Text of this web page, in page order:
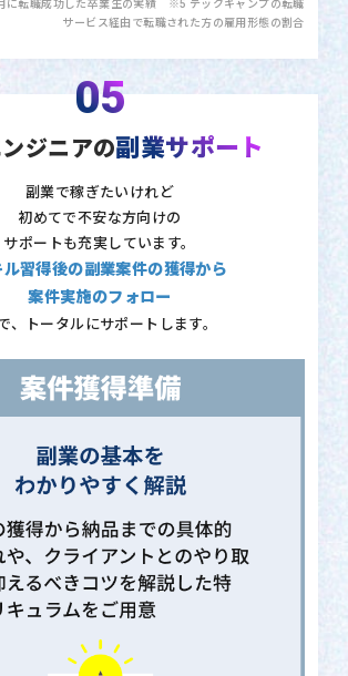
転職成功した卒業生の実績 ※5 テックキャンプの転職
サービス経由で転職された方の雇用形態の割合
05
ジニアの副業サポート
副業で稼ぎたいけれど
初めてで不安な方向けの
サポートも充実しています。
ル習得後の副業案件の獲得から
案件実施のフォロー
、トータルにサポートします。